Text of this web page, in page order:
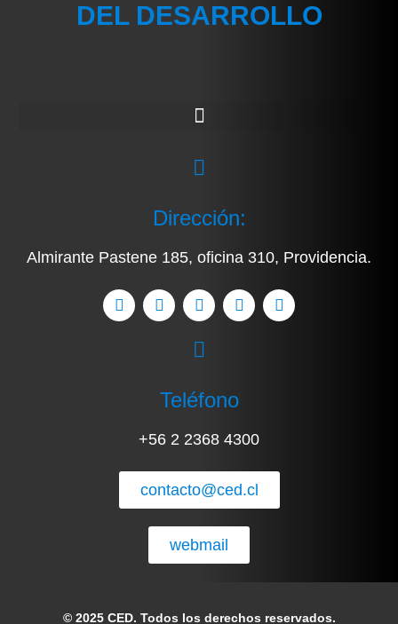
DEL DESARROLLO
Dirección:
Almirante Pastene 185, oficina 310, Providencia.
Teléfono
+56 2 2368 4300
contacto@ced.cl
webmail
© 2025 CED. Todos los derechos reservados.